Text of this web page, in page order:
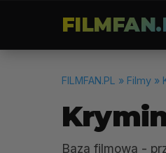
FILMFAN.PL » Filmy »
Baza filmowa -